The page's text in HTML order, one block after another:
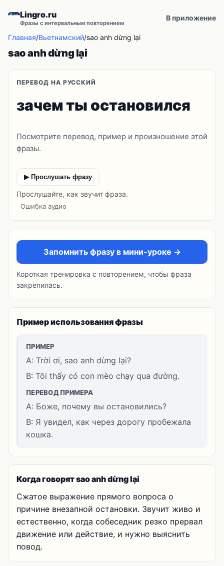
Lingro.ru
Фразы с интервальным повторением
В приложение
Главная/Вьетнамский/sao anh dừng lại
sao anh dừng lại
ПЕРЕВОД НА РУССКИЙ
зачем ты остановился
Посмотрите перевод, пример и произношение этой
фразы.
▶ Прослушать фразу
Прослушайте, как звучит фраза.
Ошибка аудио
Запомнить фразу в мини-уроке →
Короткая тренировка с повторением, чтобы фраза
закрепилась.
Пример использования фразы
ПРИМЕР
A: Trời ơi, sao anh dừng lại?
B: Tôi thấy có con mèo chạy qua đường.
ПЕРЕВОД ПРИМЕРА
A: Боже, почему вы остановились?
B: Я увидел, как через дорогу пробежала
кошка.
Когда говорят sao anh dừng lại
Сжатое выражение прямого вопроса о
причине внезапной остановки. Звучит живо и
естественно, когда собеседник резко прервал
движение или действие, и нужно выяснить
повод.